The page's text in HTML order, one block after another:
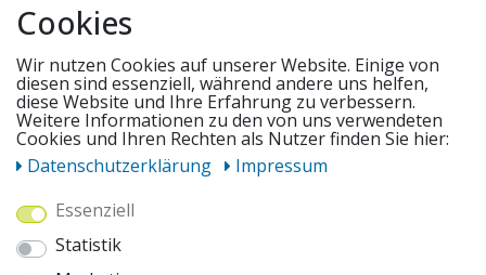
UNSERE ANGEBOTE
WIR VERSENDEN MIT
Cookies
Wir nutzen Cookies auf unserer Website. Einige von
diesen sind essenziell, während andere uns helfen,
diese Website und Ihre Erfahrung zu verbessern.
Weitere Informationen zu den von uns verwendeten
Cookies und Ihren Rechten als Nutzer finden Sie hier:
Daten­schutz­erklärung
Impressum
Essenziell
Statistik